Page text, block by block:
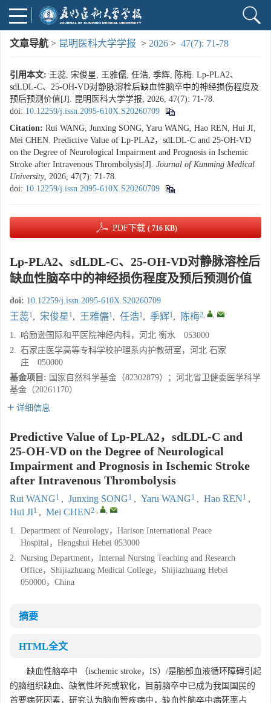
文章导航 > 昆明医科大学学报 > 2026 > 47(7): 71-78
引用本文: 王蕊, 宋俊星, 王雅儒, 任浩, 季辉, 陈梅. Lp-PLA2、
sdLDL-C、25-OH-VD对静脉溶栓后缺血性脑卒中的神经损伤程度及
预后预测价值[J]. 昆明医科大学学报, 2026, 47(7): 71-78.
doi: 10.12259/j.issn.2095-610X.S20260709
Citation: Rui WANG, Junxing SONG, Yaru WANG, Hao REN, Hui JI,
Mei CHEN. Predictive Value of Lp-PLA2，sdLDL-C and 25-OH-VD
on the Degree of Neurological Impairment and Prognosis in Ischemic
Stroke after Intravenous Thrombolysis[J]. Journal of Kunming Medical
University, 2026, 47(7): 71-78.
doi: 10.12259/j.issn.2095-610X.S20260709
PDF下载 ( 716 KB)
Lp-PLA2、sdLDL-C、25-OH-VD对静脉溶栓后
缺血性脑卒中的神经损伤程度及预后预测价值
doi: 10.12259/j.issn.2095-610X.S20260709
王蕊1, 宋俊星 1, 王雅儒1, 任浩1, 季辉1, 陈梅2, ,
1. 哈励逊国际和平医院神经内科，河北 衡水 053000
2. 石家庄医学高等专科学校护理系内护教研室，河北 石家
庄 050000
基金项目: 国家自然科学基金（82302879）；河北省卫健委医学科学
基金（20261170）
详细信息
Predictive Value of Lp-PLA2，sdLDL-C and
25-OH-VD on the Degree of Neurological
Impairment and Prognosis in Ischemic Stroke
after Intravenous Thrombolysis
Rui WANG1 , Junxing SONG1 , Yaru WANG1 , Hao REN1 ,
Hui JI1 , Mei CHEN2 , ,
1. Department of Neurology，Harison International Peace
Hospital，Hengshui Hebei 053000
2. Nursing Department，Internal Nursing Teaching and Research
Office，Shijiazhuang Medical College，Shijiazhuang Hebei
050000，China
摘要
HTML全文
缺血性脑卒中 （ischemic stroke，IS）/是脑部血液循环障碍引起
的脑组织缺血、缺氧性坏死或软化，目前脑卒中已成为我国国民的
首要病死因素，研究认为脑血管疾病中，缺血性脑卒中病死率占